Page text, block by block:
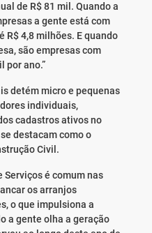
de R$ 81 mil. Quando a
a gente está com
R$ 4,8 milhões. E quando
são empresas com
por ano.”
detém micro e pequenas
individuais,
cadastros ativos no
destacam como o
Civil.
Serviços é comum nas
os arranjos
o que impulsiona a
a gente olha a geração